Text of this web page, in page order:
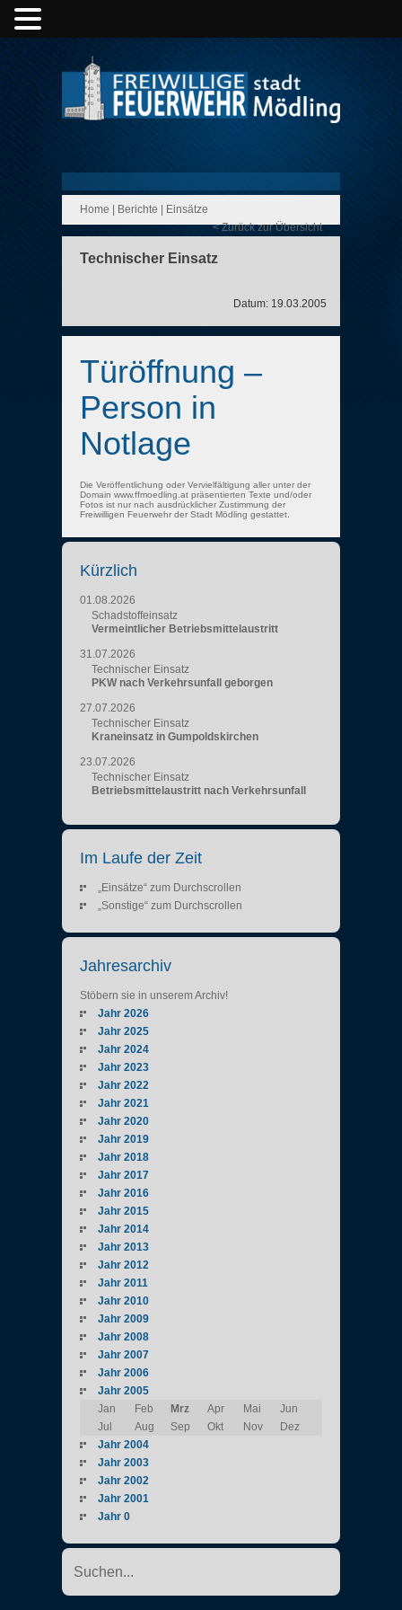
Home Berichte
Einsätze
< Zurück zur Übersicht
Technischer Einsatz
Datum: 19.03.2005
Türöffnung –
Person in
Notlage
Die Veröffentlichung oder Vervielfältigung aller unter der
Domain www.ffmoedling.at präsentierten Texte und/oder
Fotos ist nur nach ausdrücklicher Zustimmung der
Freiwilligen Feuerwehr der Stadt Mödling gestattet.
Kürzlich
01.08.2026
Schadstoffeinsatz
Vermeintlicher Betriebsmittelaustritt
31.07.2026
Technischer Einsatz
PKW nach Verkehrsunfall geborgen
27.07.2026
Technischer Einsatz
Kraneinsatz in Gumpoldskirchen
23.07.2026
Technischer Einsatz
Betriebsmittelaustritt nach Verkehrsunfall
Im Laufe der Zeit
„Einsätze“ zum Durchscrollen
„Sonstige“ zum Durchscrollen
Jahresarchiv
Stöbern sie in unserem Archiv!
Jahr 2026
Jahr 2025
Jahr 2024
Jahr 2023
Jahr 2022
Jahr 2021
Jahr 2020
Jahr 2019
Jahr 2018
Jahr 2017
Jahr 2016
Jahr 2015
Jahr 2014
Jahr 2013
Jahr 2012
Jahr 2011
Jahr 2010
Jahr 2009
Jahr 2008
Jahr 2007
Jahr 2006
Jahr 2005
Jan
Feb Mrz Apr Mai
Jun
Jul
Aug Sep Okt Nov
Dez
Jahr 2004
Jahr 2003
Jahr 2002
Jahr 2001
Jahr 0